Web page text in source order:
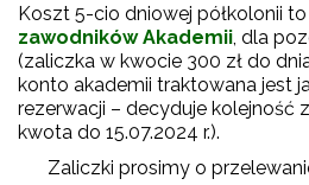
Koszt 5-cio dniowej półkolonii to
zawodników Akademii , dla
(zaliczka w kwocie 300 zł do
konto akademii traktowana jest
rezerwacji – decyduje kolejność
kwota do 15.07.2024 r.).
Zaliczki prosimy o